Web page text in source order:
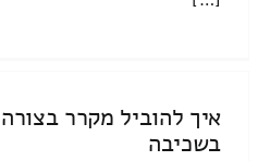
איך להוביל מקרר
בשכיבה